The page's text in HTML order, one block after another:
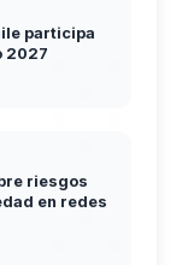
participa
2027
riesgos
en redes